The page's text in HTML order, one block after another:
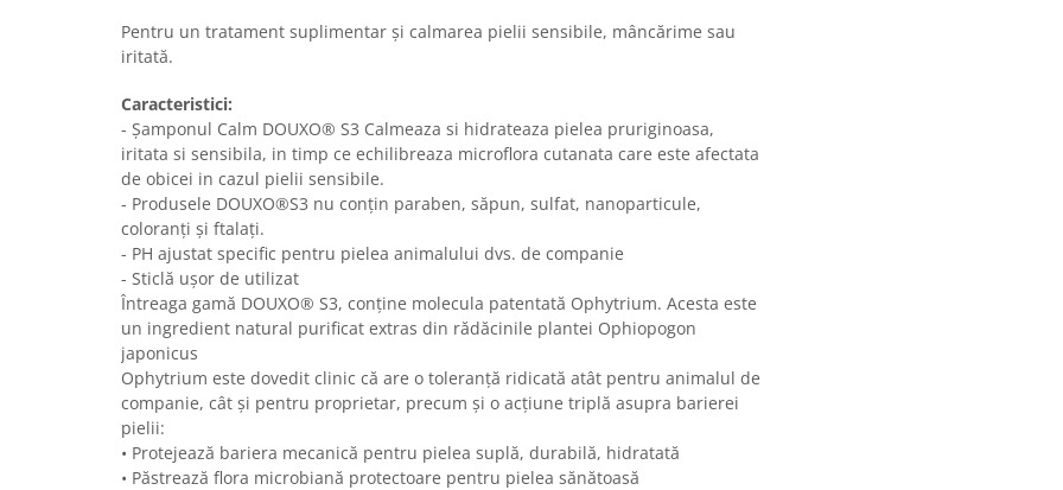
Servetele Umede
Covorase absorbante
Curatare Ochi
Igiena Interior
Perii si descalcitoare caini
Solutii Atractante si repelente
Custi transport - Pisici
Paturi, perne si cosuri pentru pisici
Recompense Delicioase
Pentru un tratament suplimentar și calmarea pielii sensibile, mâncărime sau
iritată.
Caracteristici:
- Șamponul Calm DOUXO® S3 Calmeaza si hidrateaza pielea pruriginoasa,
iritata si sensibila, in timp ce echilibreaza microflora cutanata care este afectata
de obicei in cazul pielii sensibile.
- Produsele DOUXO®S3 nu conțin paraben, săpun, sulfat, nanoparticule,
coloranți și ftalați.
- PH ajustat specific pentru pielea animalului dvs. de companie
- Sticlă ușor de utilizat
Întreaga gamă DOUXO® S3, conține molecula patentată Ophytrium. Acesta este
un ingredient natural purificat extras din rădăcinile plantei Ophiopogon
japonicus
Ophytrium este dovedit clinic că are o toleranță ridicată atât pentru animalul de
companie, cât și pentru proprietar, precum și o acțiune triplă asupra barierei
pielii:
• Protejează bariera mecanică pentru pielea suplă, durabilă, hidratată
• Păstrează flora microbiană protectoare pentru pielea sănătoasă